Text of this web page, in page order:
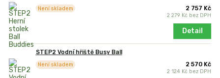
2 757 Kč
2 279 Kč bez DPH
Není skladem
Detail
STEP2 Vodní hřiště Busy Ball
2 570 Kč
2 124 Kč bez DPH
Není skladem